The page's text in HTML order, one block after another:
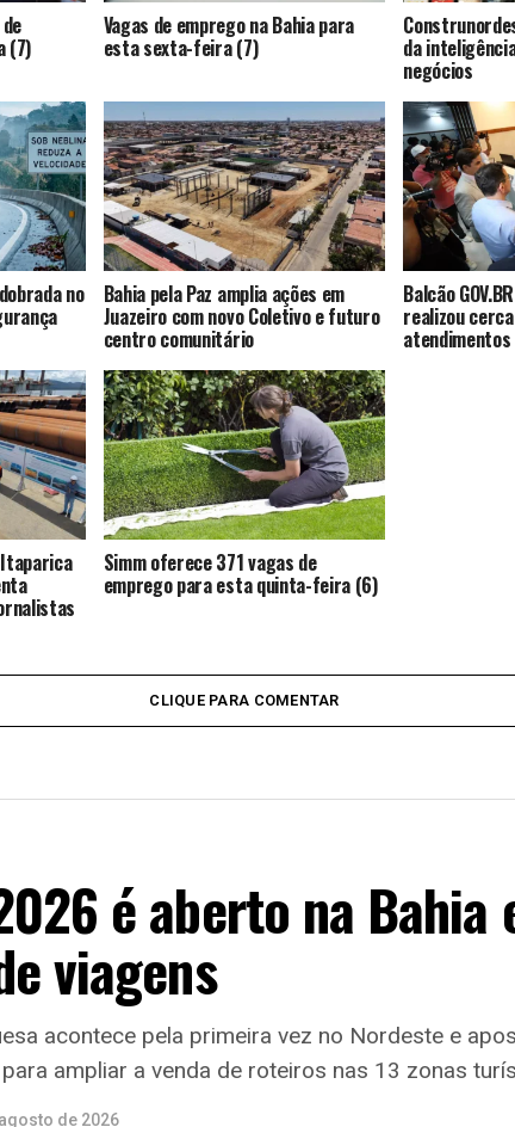
(7)
Vagas de emprego na Bahia para
esta sexta-feira (7) da
negócios
no Bahia pela Paz amplia ações em
Juazeiro com novo Coletivo e futuro
centro comunitário
Balcão
realizou
atendimentos
Simm oferece 371 vagas de
emprego para esta quinta-feira (6)
CLIQUE PARA COMENTAR
é aberto na Bahia
viagens
acontece pela primeira vez no Nordeste e
ampliar a venda de roteiros nas 13 zonas
de 2026